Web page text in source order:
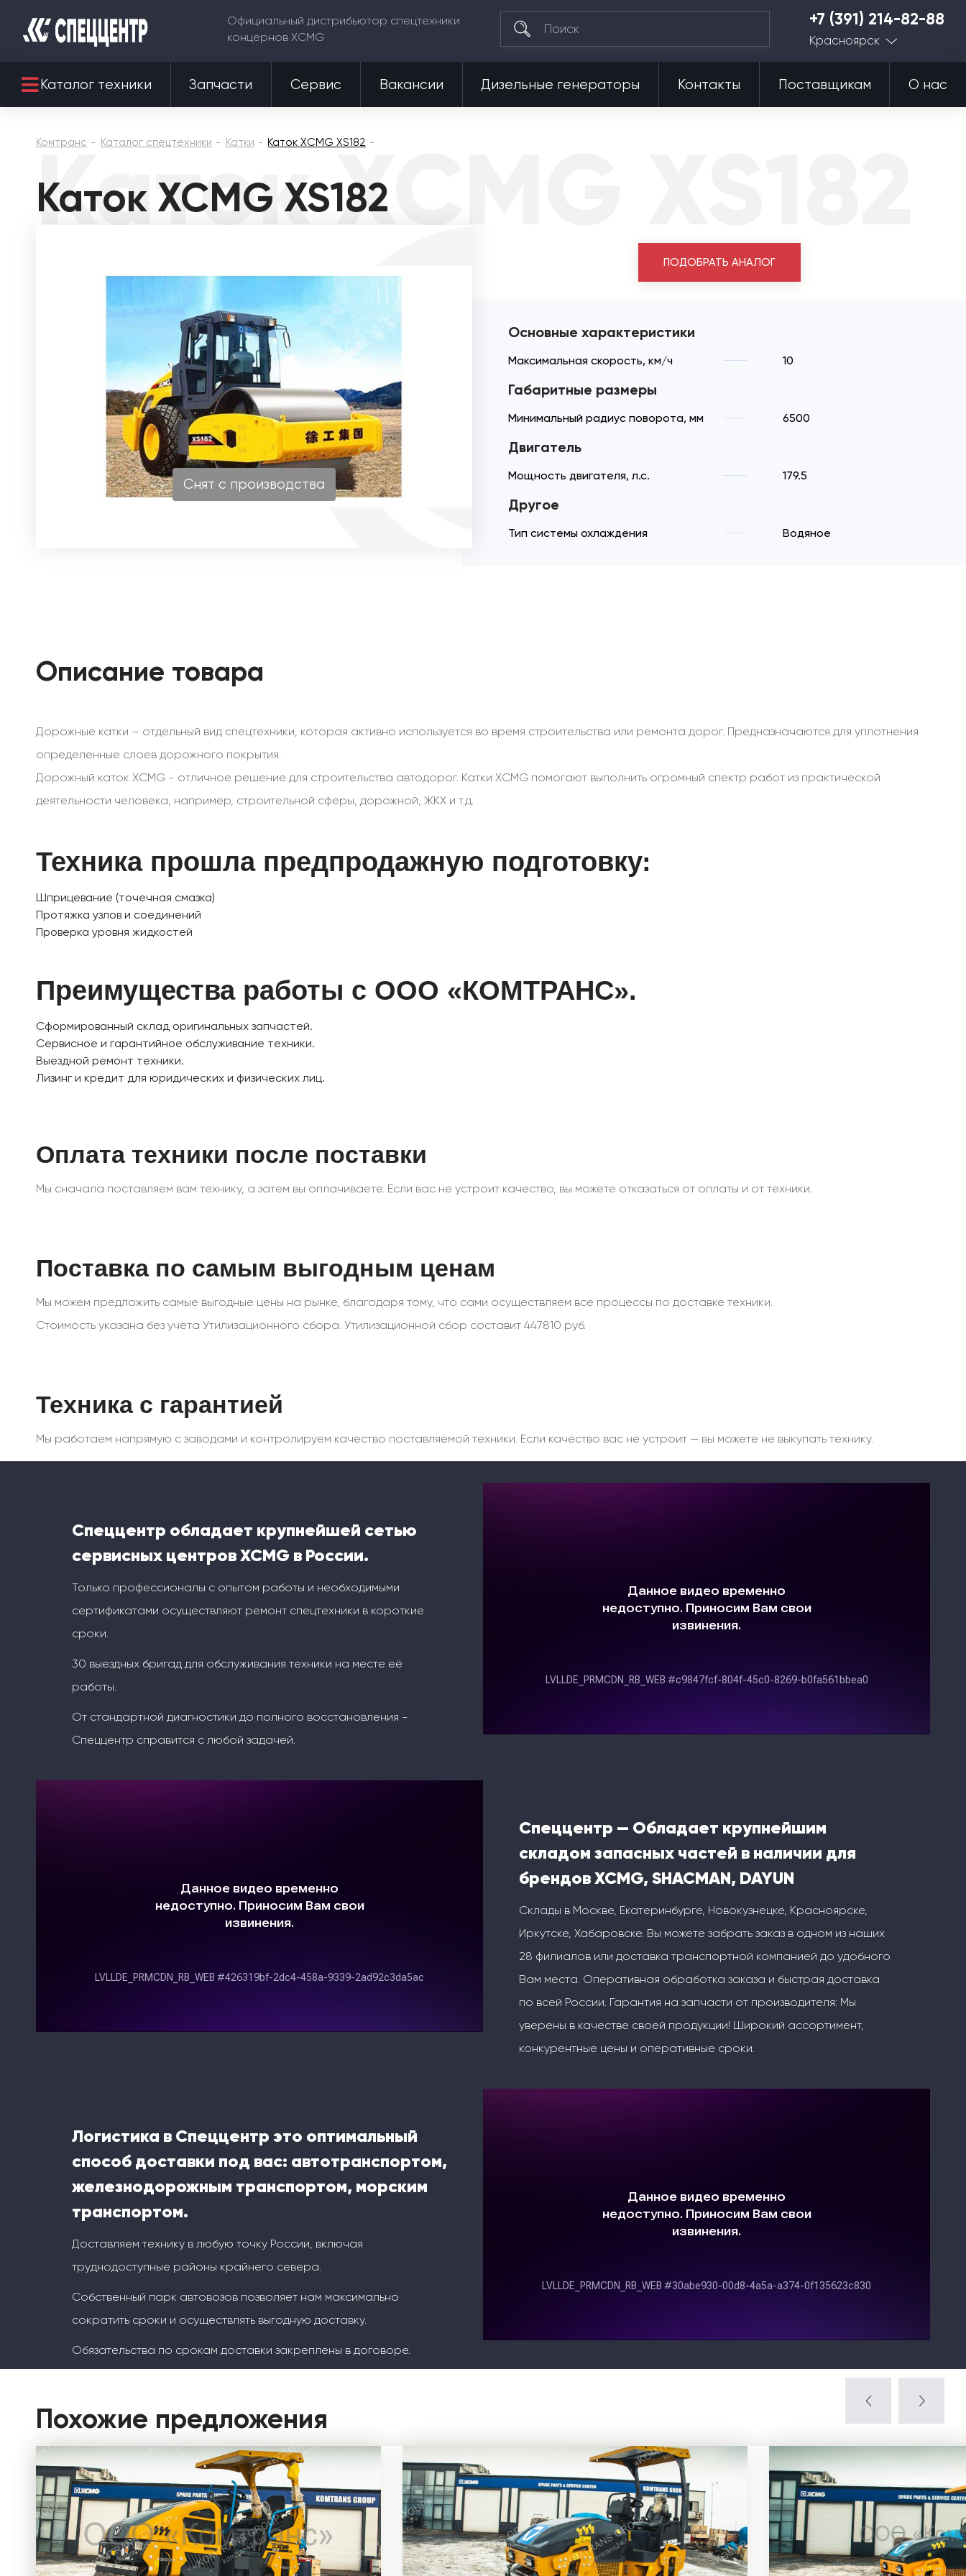
Официальный дистрибьютор спецтехники
концернов XCMG
+7 (391) 214-82-88
Красноярск
Каталог техники Запчасти Сервис Вакансии Дизельные генераторы Контакты Поставщикам О нас
Комтранс Каталог спецтехники Катки Каток XCMG XS182
Каток XCMG XS182
Каток XCMG XS182
Снят с производства
ПОДОБРАТЬ АНАЛОГ
Основные характеристики
Максимальная скорость, км/ч 10
Габаритные размеры
Минимальный радиус поворота, мм 6500
Двигатель
Мощность двигателя, л.с. 179.5
Другое
Тип системы охлаждения Водяное
Описание товара
Дорожные катки – отдельный вид спецтехники, которая активно используется во время строительства или ремонта дорог. Предназначаются для уплотнения
определенные слоев дорожного покрытия.
Дорожный каток XCMG - отличное решение для строительства автодорог. Катки XCMG помогают выполнить огромный спектр работ из практической
деятельности человека, например, строительной сферы, дорожной, ЖКХ и т.д.
Техника прошла предпродажную подготовку:
Шприцевание (точечная смазка)
Протяжка узлов и соединений
Проверка уровня жидкостей
Преимущества работы с ООО «КОМТРАНС».
Сформированный склад оригинальных запчастей.
Сервисное и гарантийное обслуживание техники.
Выездной ремонт техники.
Лизинг и кредит для юридических и физических лиц.
Оплата техники после поставки
Мы сначала поставляем вам технику, а затем вы оплачиваете. Если вас не устроит качество, вы можете отказаться от оплаты и от техники.
Поставка по самым выгодным ценам
Мы можем предложить самые выгодные цены на рынке, благодаря тому, что сами осуществляем все процессы по доставке техники.
Стоимость указана без учёта Утилизационного сбора. Утилизационной сбор составит 447810 руб.
Техника с гарантией
Мы работаем напрямую с заводами и контролируем качество поставляемой техники. Если качество вас не устроит — вы можете не выкупать технику.
Спеццентр обладает крупнейшей сетью
сервисных центров XCMG в России.
Только профессионалы с опытом работы и необходимыми
сертификатами осуществляют ремонт спецтехники в короткие
сроки.
30 выездных бригад для обслуживания техники на месте её
работы.
От стандартной диагностики до полного восстановления -
Спеццентр справится с любой задачей.
Спеццентр — Обладает крупнейшим
складом запасных частей в наличии для
брендов XCMG, SHACMAN, DAYUN
Склады в Москве, Екатеринбурге, Новокузнецке, Красноярске,
Иркутске, Хабаровске. Вы можете забрать заказ в одном из наших
28 филиалов или доставка транспортной компанией до удобного
Вам места. Оперативная обработка заказа и быстрая доставка
по всей России. Гарантия на запчасти от производителя: Мы
уверены в качестве своей продукции! Широкий ассортимент,
конкурентные цены и оперативные сроки.
Логистика в Спеццентр это оптимальный
способ доставки под вас: автотранспортом,
железнодорожным транспортом, морским
транспортом.
Доставляем технику в любую точку России, включая
труднодоступные районы крайнего севера.
Собственный парк автовозов позволяет нам максимально
сократить сроки и осуществлять выгодную доставку.
Обязательства по срокам доставки закреплены в договоре.
Похожие предложения